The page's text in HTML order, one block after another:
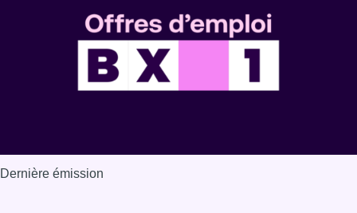
Dernière émission